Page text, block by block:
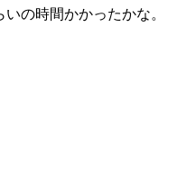
の時間かかったかな。